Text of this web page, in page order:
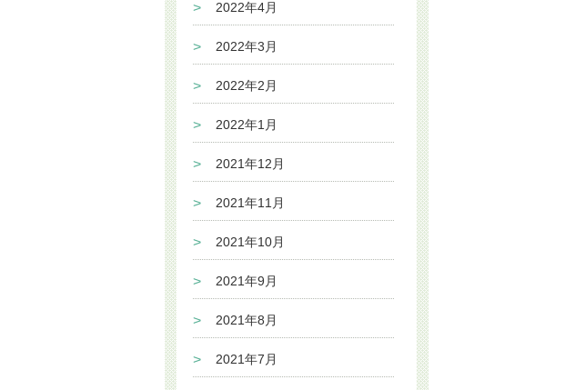
2022年4月
2022年3月
2022年2月
2022年1月
2021年12月
2021年11月
2021年10月
2021年9月
2021年8月
2021年7月